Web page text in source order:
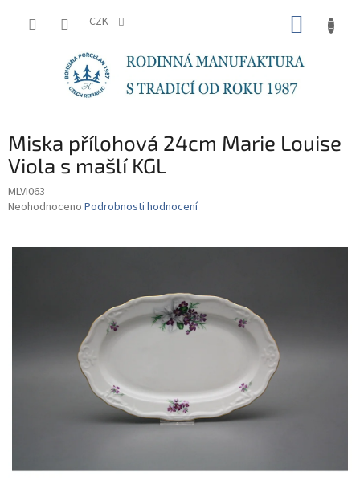
CZK
Miska přílohová 24cm Marie Louise
Viola s mašlí KGL
MLVI063
Průměrné
je
Neohodnoceno Podrobnosti hodnocení